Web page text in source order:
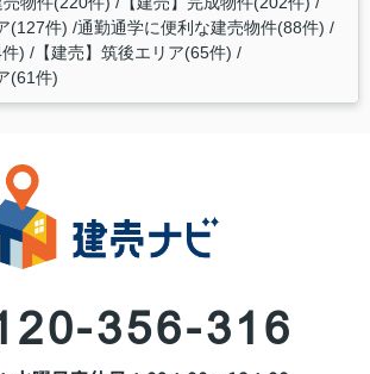
(127件) 通勤通学に便利な建売物件(88件)
) 【建売】筑後エリア(65件)
(61件)
356-316